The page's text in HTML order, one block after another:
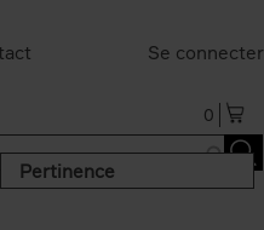
Se connecter
0
Pertinence